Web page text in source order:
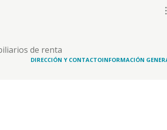
de renta
de
DIRECCIÓN Y CONTACTOINFORMACIÓN